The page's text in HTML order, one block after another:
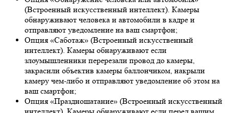
(Встроенный искусственный интеллект). Камеры
обнаруживают человека и автомобили в кадре и
отправляют уведомление на ваш смартфон;
Опция «Саботаж» (Встроенный искусственный
интеллект). Камеры обнаруживают если
злоумышленники перерезали провод до камеры,
закрасили объектив камеры баллончиком, накрыли
камеру чем-либо и отправляют уведомление об этом на
ваш смартфон;
Опция «Праздношатание» (Встроенный искусственный